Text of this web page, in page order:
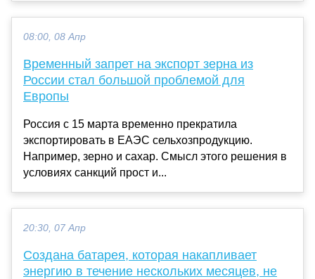
08:00, 08 Апр
Временный запрет на экспорт зерна из
России стал большой проблемой для
Европы
Россия с 15 марта временно прекратила
экспортировать в ЕАЭС сельхозпродукцию.
Например, зерно и сахар. Смысл этого решения в
условиях санкций прост и...
20:30, 07 Апр
Создана батарея, которая накапливает
энергию в течение нескольких месяцев, не